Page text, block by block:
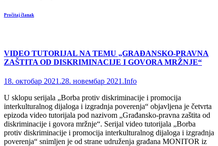
Pročitaj članak
VIDEO TUTORIJAL NA TEMU „GRAĐANSKO-PRAVNA
ZAŠTITA OD DISKRIMINACIJE I GOVORA MRŽNJE“
18. октобар 2021.28. новембар 2021.Info
U sklopu serijala „Borba protiv diskriminacije i promocija
interkulturalnog dijaloga i izgradnja poverenja“ objavljena je četvrta
epizoda video tutorijala pod nazivom „Građansko-pravna zaštita od
diskriminacije i govora mržnje“. Serijal video tutorijala „Borba
protiv diskriminacije i promocija interkulturalnog dijaloga i izgradnja
poverenja“ snimljen je od strane udruženja građana MONITOR iz